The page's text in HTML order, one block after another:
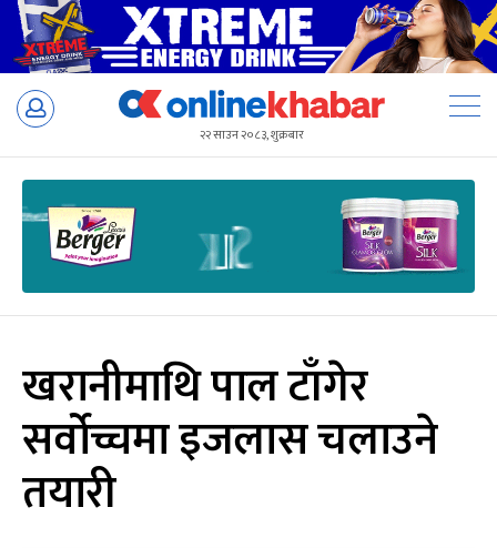
Skip
२२ साउन २०८३, शुक्रबार
खरानीमाथि पाल टाँगेर
सर्वोच्चमा इजलास चलाउने
तयारी